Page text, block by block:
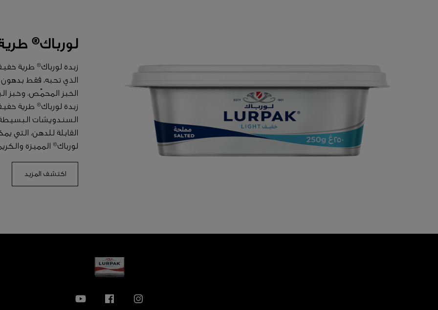
لورباك®
زبدة لورباك® طرية
الخبز المحمّص، وخبز
زبدة لورباك® طرية
السندويشات
القابلة للدهن، التي
لورباك® المميزة
اكتشف المزيد